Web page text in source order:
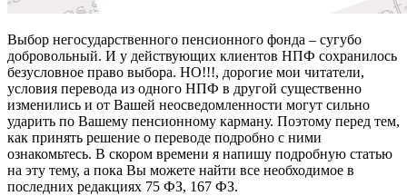
Выбор негосударственного пенсионного фонда – сугубо
добровольный. И у действующих клиентов НПФ сохранилось
безусловное право выбора. НО!!!, дорогие мои читатели,
условия перевода из одного НПФ в другой существенно
изменились и от Вашей неосведомленности могут сильно
ударить по Вашему пенсионному карману. Поэтому перед тем,
как принять решение о переводе подробно с ними
ознакомьтесь. В скором времени я напишу подробную статью
на эту тему, а пока Вы можете найти все необходимое в
последних редакциях 75 ФЗ, 167 ФЗ.